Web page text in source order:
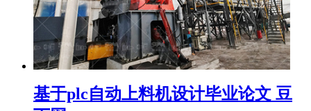
基于plc自动上料机设计毕业论文 豆